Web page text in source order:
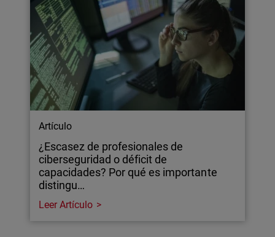
Artículo
¿Escasez de profesionales de
ciberseguridad o déficit de
capacidades? Por qué es importante
distingu…
Leer Artículo